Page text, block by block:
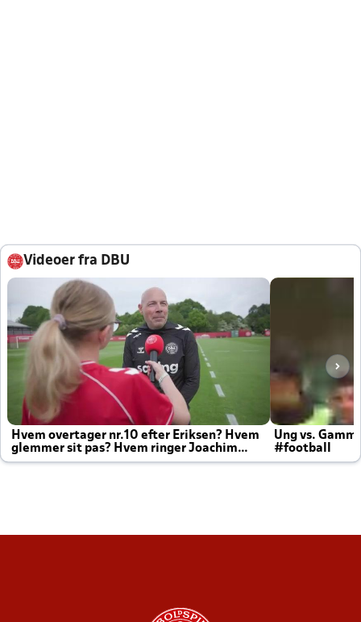
Videoer fra DBU
Hvem overtager nr.10 efter Eriksen? Hvem
glemmer sit pas? Hvem ringer Joachim
altid til efter kampe?
Ung vs.
#football